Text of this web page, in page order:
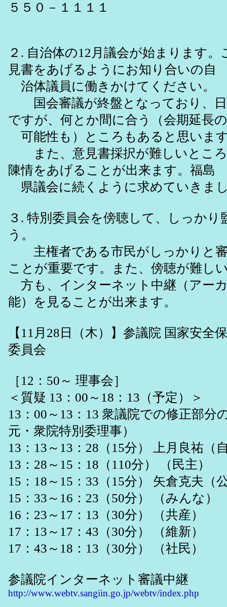
５５０－１１１１
２. 自治体の12月議会が始まります
見書をあげるようにお知り合いの自
治体議員に働きかけてください。
国会審議が終盤となっており、日
ですが、何とか間に合う（会期延長の
可能性も）ところもあると思いま
また、意見書採択が難しいところ
陳情をあげることが出来ます。福島
県議会に続くように求めていきま
３. 特別委員会を傍聴して、しっかり
う。
主権者である市民がしっかりと審
ことが重要です。また、傍聴が難し
方も、インターネット中継（アー
能）を見ることが出来ます。
【11月28日（木）】参議院 国家安全
委員会
［12：50～ 理事会］
＜質疑 13：00～18：13（予定）＞
13：00～13：13 衆議院での修正部分
元・衆院特別委理事）
13：13～13：28（15分） 上月良祐（
13：28～15：18（110分） （民主）
15：18～15：33（15分） 矢倉克夫（
15：33～16：23（50分） （みんな）
16：23～17：13（30分） （共産）
17：13～17：43（30分） （維新）
17：43～18：13（30分） （社民）
参議院インターネット審議中継
http://www.webtv.sangiin.go.jp/webtv/index.php